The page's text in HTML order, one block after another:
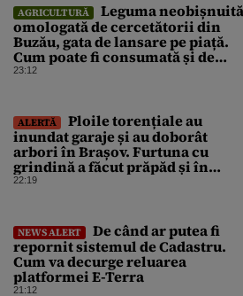
AGRICULTURĂ
Leguma neobișnuită
omologată de cercetătorii din
Buzău, gata de lansare pe piață.
Cum poate fi consumată și de
unde provine soiul
23:12
ALERTĂ
Ploile torențiale au
inundat garaje și au doborât
arbori în Brașov. Furtuna cu
grindină a făcut prăpăd și în
Bihor
22:19
NEWS ALERT
De când ar putea fi
repornit sistemul de Cadastru.
Cum va decurge reluarea
platformei E-Terra
21:12